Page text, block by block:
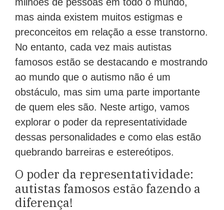
mas ainda existem muitos estigmas e
preconceitos em relação a esse transtorno.
No entanto, cada vez mais autistas
famosos estão se destacando e mostrando
ao mundo que o autismo não é um
obstáculo, mas sim uma parte importante
de quem eles são. Neste artigo, vamos
explorar o poder da representatividade
dessas personalidades e como elas estão
quebrando barreiras e estereótipos.
O poder da representatividade:
autistas famosos estão fazendo a
diferença!